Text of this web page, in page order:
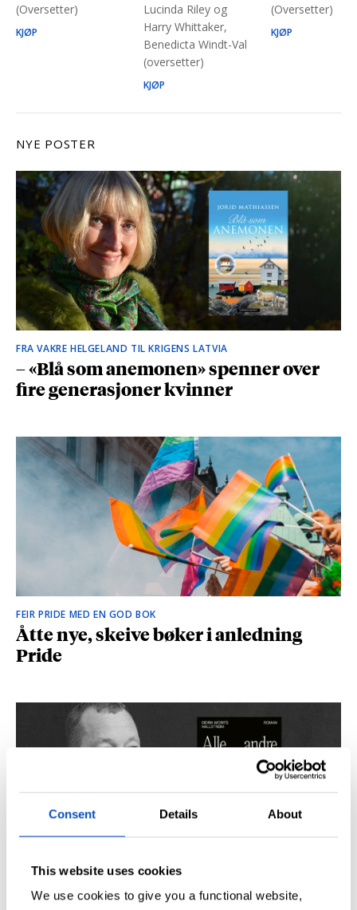
Consent Details About
This website uses cookies
We use cookies to give you a functional website,
(Oversetter)
KJØP
Lucinda Riley og
Harry Whittaker,
Benedicta Windt-Val
(oversetter)
KJØP
(Oversetter)
KJØP
NYE POSTER
FRA VAKRE HELGELAND TIL KRIGENS LATVIA
– «Blå som anemonen» spenner over
fire generasjoner kvinner
FEIR PRIDE MED EN GOD BOK
Åtte nye, skeive bøker i anledning
Pride
SÅ DU NRK-DOKUMENTAREN «AGENTEN»?
Didrik M. Hallstrøm: – Alt det med CIA